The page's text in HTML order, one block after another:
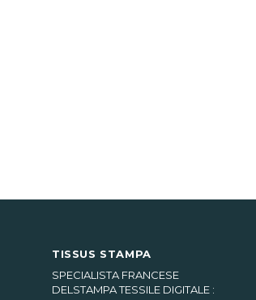
TISSUS STAMPA
SPECIALISTA FRANCESE
DELSTAMPA TESSILE DIGITALE :